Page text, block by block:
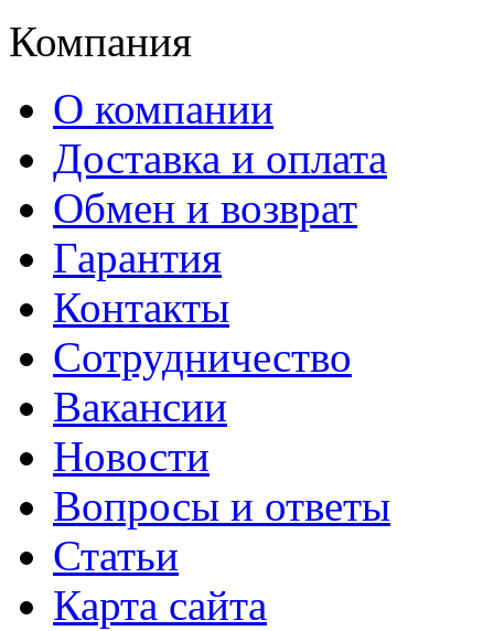
Компания
О компании
Доставка и оплата
Обмен и возврат
Гарантия
Контакты
Сотрудничество
Вакансии
Новости
Вопросы и ответы
Статьи
Карта сайта